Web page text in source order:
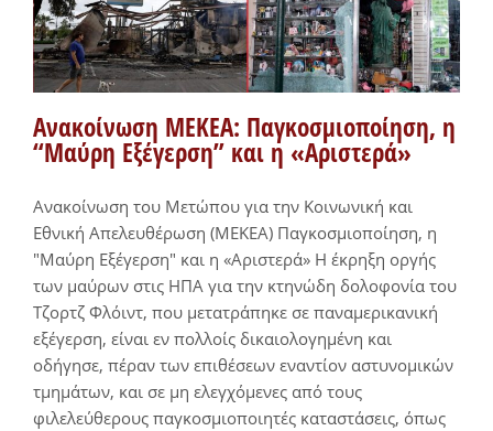
Ανακοίνωση ΜΕΚΕΑ: Παγκοσμιοποίηση, η
“Μαύρη Εξέγερση” και η «Αριστερά»
Ανακοίνωση του Μετώπου για την Κοινωνική και
Εθνική Απελευθέρωση (ΜΕΚΕΑ) Παγκοσμιοποίηση, η
"Μαύρη Εξέγερση" και η «Αριστερά» Η έκρηξη οργής
των μαύρων στις ΗΠΑ για την κτηνώδη δολοφονία του
Τζορτζ Φλόιντ, που μετατράπηκε σε παναμερικανική
εξέγερση, είναι εν πολλοίς δικαιολογημένη και
οδήγησε, πέραν των επιθέσεων εναντίον αστυνομικών
τμημάτων, και σε μη ελεγχόμενες από τους
φιλελεύθερους παγκοσμιοποιητές καταστάσεις, όπως